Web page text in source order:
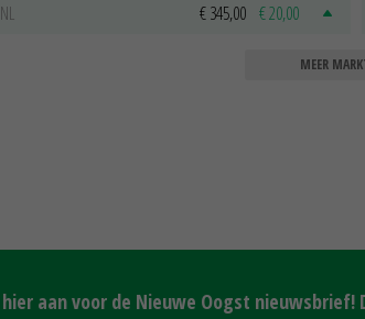
€ 345,00 € 20,00
MEER
aan voor de Nieuwe Oogst nieuwsbrief!